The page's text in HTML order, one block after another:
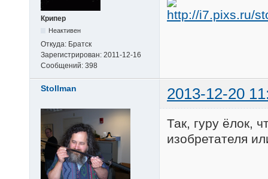
Крипер
Неактивен
Откуда: Братск
Зарегистрирован: 2011-12-16
Сообщений: 398
Stollman 2013-12-20
Так, гуру ёлок,
изобретателя